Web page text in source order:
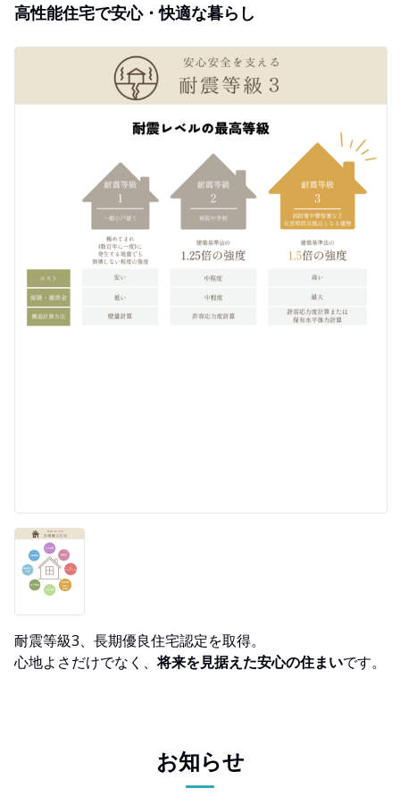
高性能住宅で安心・快適な暮らし
耐震等級3、長期優良住宅認定を取得。
心地よさだけでなく、将来を見据えた安心の住まいです。
お知らせ